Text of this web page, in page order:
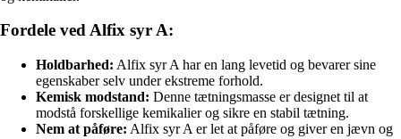
Fordele ved Alfix syr A:
Holdbarhed: Alfix syr A har en lang levetid og bevarer sine
egenskaber selv under ekstreme forhold.
Kemisk modstand: Denne tætningsmasse er designet til at
modstå forskellige kemikalier og sikre en stabil tætning.
Nem at påføre: Alfix syr A er let at påføre og giver en jævn og